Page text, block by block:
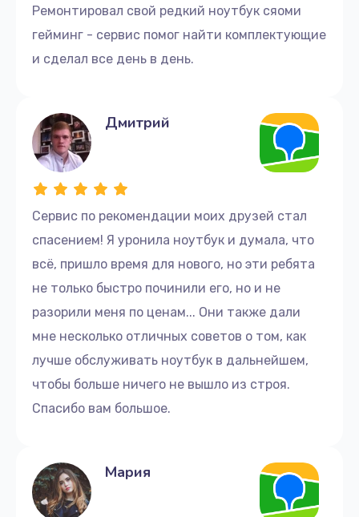
Ремонтировал свой редкий ноутбук сяоми
гейминг - сервис помог найти комплектующие
и сделал все день в день.
Сервис по рекомендации моих друзей стал
спасением! Я уронила ноутбук и думала, что
всё, пришло время для нового, но эти ребята
не только быстро починили его, но и не
разорили меня по ценам... Они также дали
мне несколько отличных советов о том, как
лучше обслуживать ноутбук в дальнейшем,
чтобы больше ничего не вышло из строя.
Спасибо вам большое.
Дмитрий
Мария